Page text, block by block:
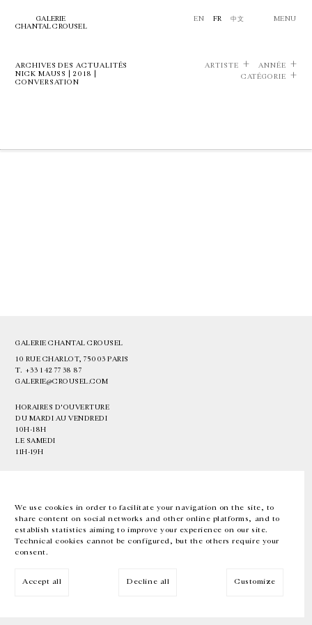
We use cookies in order to facilitate your navigation on the site, to
share content on social networks and other online platforms, and to
establish statistics aiming to improve your experience on our site.
Technical cookies cannot be configured, but the others require your
consent.
Accept all Decline all Customize
GALERIE
CHANTAL CROUSEL
EN FR 中文 MENU
ARCHIVES DES ACTUALITÉS
NICK MAUSS | 2018 |
CONVERSATION
ARTISTE
ANNÉE
CATÉGORIE
GALERIE CHANTAL CROUSEL
10 RUE CHARLOT, 75003 PARIS
T. +33 1 42 77 38 87
GALERIE@CROUSEL.COM
HORAIRES D'OUVERTURE
DU MARDI AU VENDREDI
10H-18H
LE SAMEDI
11H-19H
EN FR 中文 Facebook Instagram
Inscrivez-vous à notre newsletter